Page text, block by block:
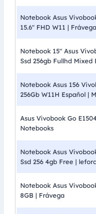
Notebook Asus
15.6″ FHD W11 | Frávega
Notebook 15″ Asus
Ssd 256gb Fullhd Mixed
Notebook Asus 156
256Gb W11H Español |
Asus Vivobook Go
Notebooks
Notebook Asus
Ssd 256 4gb Free |
Notebook Asus
8GB | Frávega